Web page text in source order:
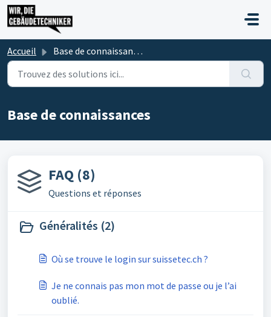
Passer au contenu principal
Accueil Base de connaissances
Base de connaissances
FAQ (8)
Questions et réponses
Généralités (2)
Où se trouve le login sur suissetec.ch ?
Je ne connais pas mon mot de passe ou je l’ai
oublié.